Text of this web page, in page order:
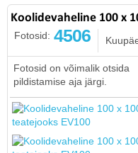
Koolidevaheline 100 x
Fotosid: 4506
Fotosid on võimalik otsida
pildistamise aja järgi.